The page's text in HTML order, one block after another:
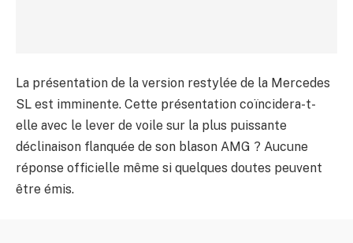
La présentation de la version restylée de la Mercedes
SL est imminente. Cette présentation coïncidera-t-
elle avec le lever de voile sur la plus puissante
déclinaison flanquée de son blason AMG ? Aucune
réponse officielle même si quelques doutes peuvent
être émis.